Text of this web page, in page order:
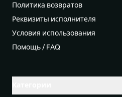
Политика возвратов
Реквизиты исполнителя
Условия использования
Помощь / FAQ